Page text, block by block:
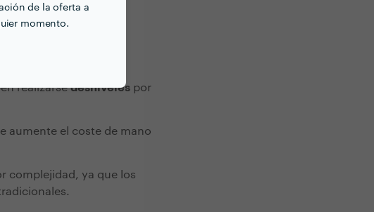
de la oferta a
momento.
realizarsedesniveles por
aumente el coste de mano
complejidad, ya que los